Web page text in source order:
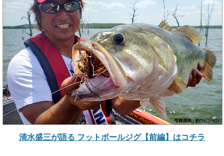
清水盛三が語る フットボールジグ【前編】はコチラ